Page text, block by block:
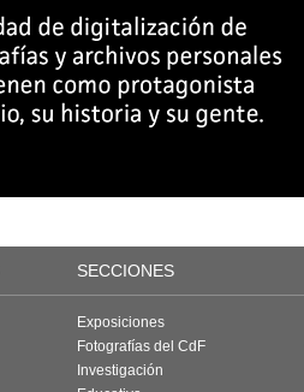
SECCIONES
Exposiciones
Fotografías del CdF
Investigación